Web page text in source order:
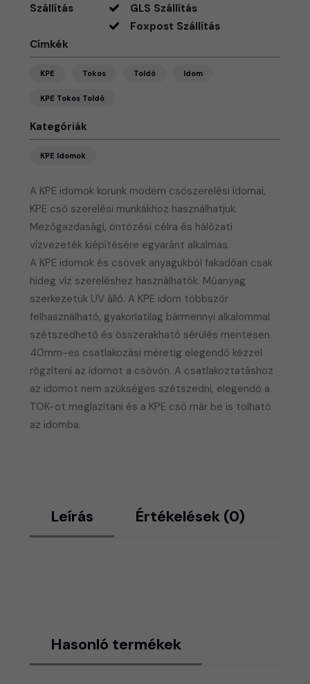
A KPE idomok korunk modern csőszerelési idomai,
KPE cső szerelési munkákhoz használhatjuk.
Mezőgazdasági, öntözési célra és hálózati
vízvezeték kiépítésére egyaránt alkalmas.
​A KPE idomok és csövek anyagukból fakadóan csak
hideg víz szereléshez használhatók. Műanyag
szerkezetük UV álló. A KPE idom többször
felhasználható, gyakorlatilag bármennyi alkalommal
szétszedhető és összerakható sérülés mentesen.
40mm-es csatlakozási méretig elegendő kézzel
rögzíteni az idomot a csövön. A csatlakoztatáshoz
az idomot nem szükséges szétszedni, elegendő a
TOK-ot meglazítani és a KPE cső már be is tolható
az idomba.
Szállítás
GLS Szállítás
Foxpost Szállítás
Címkék
KPE Tokos Toldó Idom
KPE Tokos Toldó
Kategóriák
KPE Idomok
Leírás Értékelések (0)
Hasonló termékek